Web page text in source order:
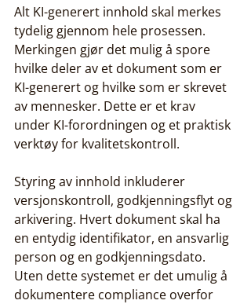
Alt KI-generert innhold skal merkes
tydelig gjennom hele prosessen.
Merkingen gjør det mulig å spore
hvilke deler av et dokument som er
KI-generert og hvilke som er skrevet
av mennesker. Dette er et krav
under KI-forordningen og et praktisk
verktøy for kvalitetskontroll.
Styring av innhold inkluderer
versjonskontroll, godkjenningsflyt og
arkivering. Hvert dokument skal ha
en entydig identifikator, en ansvarlig
person og en godkjenningsdato.
Uten dette systemet er det umulig å
dokumentere compliance overfor